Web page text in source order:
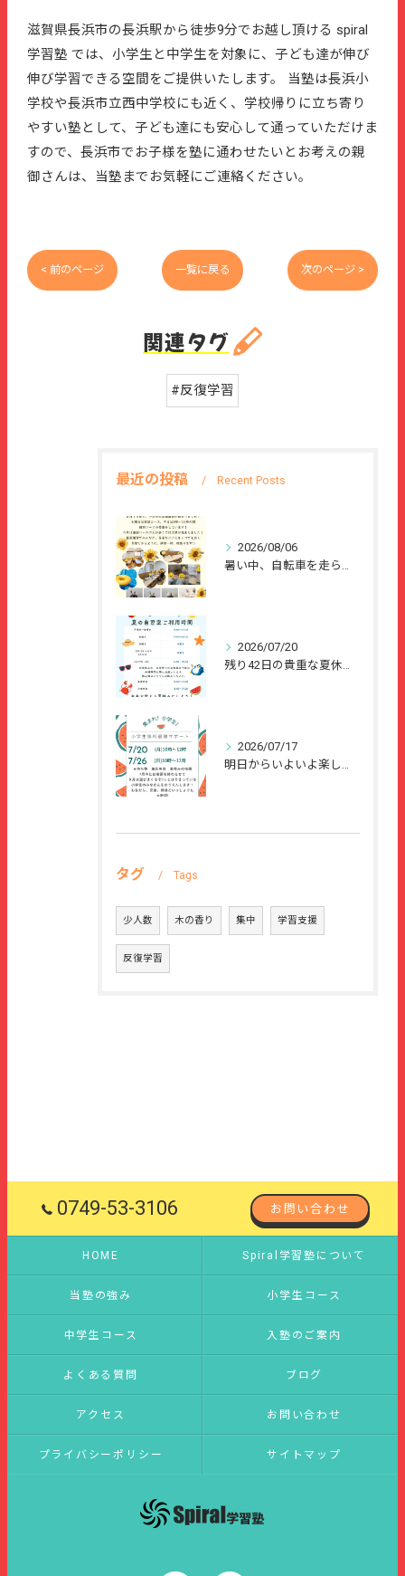
滋賀県長浜市の長浜駅から徒歩9分でお越し頂ける spiral
学習塾 では、小学生と中学生を対象に、子ども達が伸び
伸び学習できる空間をご提供いたします。 当塾は長浜小
学校や長浜市立西中学校にも近く、学校帰りに立ち寄り
やすい塾として、子ども達にも安心して通っていただけま
すので、長浜市でお子様を塾に通わせたいとお考えの親
御さんは、当塾までお気軽にご連絡ください。
< 前のページ 一覧に戻る 次のページ >
関連タグ
#反復学習
最近の投稿 Recent Posts
2026/08/06
暑い中、自転車を走らせて、または、ご家族のご協力のもと、夏休...
2026/07/20
残り42日の貴重な夏休みを、
2026/07/17
明日からいよいよ楽しい夏休みが始まりますね🌻
タグ Tags
少人数 木の香り 集中 学習支援
反復学習
0749-53-3106 お問い合わせ
HOME Spiral学習塾について
当塾の強み 小学生コース
中学生コース 入塾のご案内
よくある質問 ブログ
アクセス お問い合わせ
プライバシーポリシー サイトマップ